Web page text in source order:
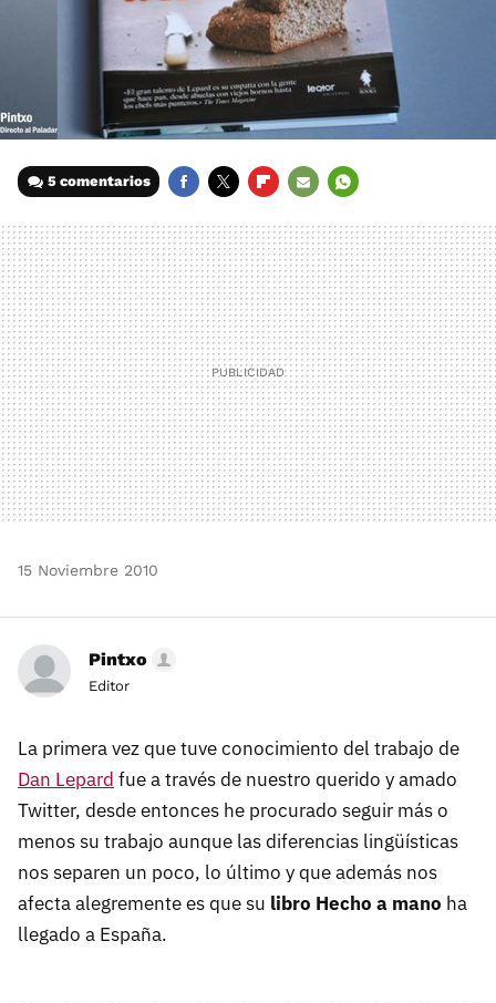
5 comentarios
MAIL
15 Noviembre 2010
Pintxo
Editor
La primera vez que tuve conocimiento del trabajo de
Dan Lepard fue a través de nuestro querido y amado
Twitter, desde entonces he procurado seguir más o
menos su trabajo aunque las diferencias lingüísticas
nos separen un poco, lo último y que además nos
afecta alegremente es que su libro Hecho a mano ha
llegado a España.